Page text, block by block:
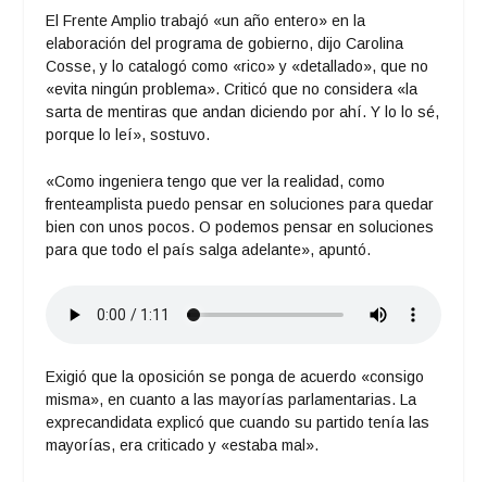
El Frente Amplio trabajó «un año entero» en la
elaboración del programa de gobierno, dijo Carolina
Cosse, y lo catalogó como «rico» y «detallado», que no
«evita ningún problema». Criticó que no considera «la
sarta de mentiras que andan diciendo por ahí. Y lo lo sé,
porque lo leí», sostuvo.
«Como ingeniera tengo que ver la realidad, como
frenteamplista puedo pensar en soluciones para quedar
bien con unos pocos. O podemos pensar en soluciones
para que todo el país salga adelante», apuntó.
Exigió que la oposición se ponga de acuerdo «consigo
misma», en cuanto a las mayorías parlamentarias. La
exprecandidata explicó que cuando su partido tenía las
mayorías, era criticado y «estaba mal».